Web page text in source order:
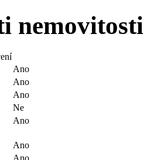
nemovitosti
Ano
Ano
Ano
Ne
Ano
Ano
Ano